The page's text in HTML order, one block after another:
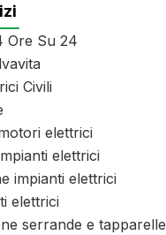
Ore Su 24
Civili
elettrici
elettrici
impianti elettrici
elettrici
serrande e tapparelle